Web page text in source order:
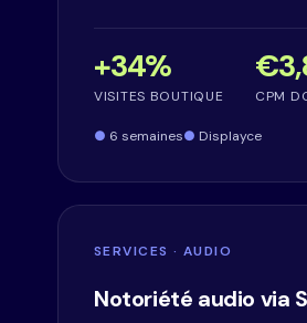
+34%
VISITES BOUTIQUE CPM
6 semaines Displayce
SERVICES · AUDIO
Notoriété audio via